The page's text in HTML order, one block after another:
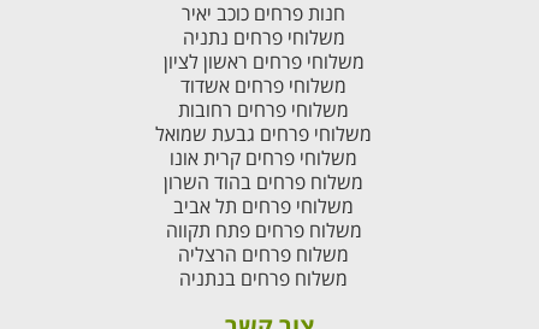
חנות פרחים כוכב יאיר
משלוחי פרחים נתניה
משלוחי פרחים ראשון לציון
משלוחי פרחים אשדוד
משלוחי פרחים רחובות
משלוחי פרחים גבעת שמואל
משלוחי פרחים קרית אונו
משלוח פרחים בהוד השרון
משלוחי פרחים תל אביב
משלוח פרחים פתח תקווה
משלוח פרחים הרצליה
משלוח פרחים בנתניה